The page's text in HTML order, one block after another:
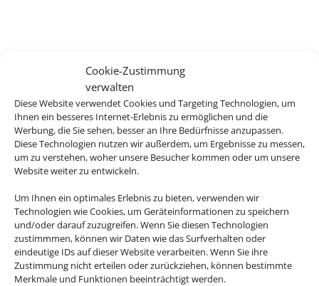
Cookie-Zustimmung
verwalten
Diese Website verwendet Cookies und Targeting Technologien, um
Ihnen ein besseres Internet-Erlebnis zu ermöglichen und die
Werbung, die Sie sehen, besser an Ihre Bedürfnisse anzupassen.
Diese Technologien nutzen wir außerdem, um Ergebnisse zu messen,
um zu verstehen, woher unsere Besucher kommen oder um unsere
Website weiter zu entwickeln.
Um Ihnen ein optimales Erlebnis zu bieten, verwenden wir
Technologien wie Cookies, um Geräteinformationen zu speichern
und/oder darauf zuzugreifen. Wenn Sie diesen Technologien
zustimmmen, können wir Daten wie das Surfverhalten oder
eindeutige IDs auf dieser Website verarbeiten. Wenn Sie ihre
Zustimmung nicht erteilen oder zurückziehen, können bestimmte
Merkmale und Funktionen beeinträchtigt werden.